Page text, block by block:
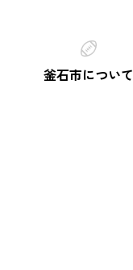
釜石市について